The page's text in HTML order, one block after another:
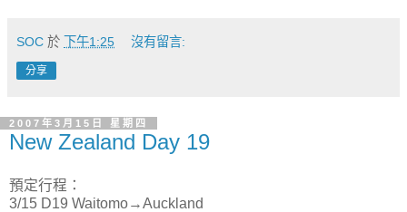
SOC 於 下午1:25 沒有留言:
分享
2007年3月15日 星期四
New Zealand Day 19
預定行程：
3/15 D19 Waitomo→Auckland